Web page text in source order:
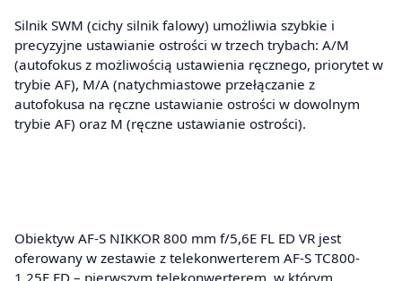
Silnik SWM (cichy silnik falowy) umożliwia szybkie i
precyzyjne ustawianie ostrości w trzech trybach: A/M
(autofokus z możliwością ustawienia ręcznego, priorytet w
trybie AF), M/A (natychmiastowe przełączanie z
autofokusa na ręczne ustawianie ostrości w dowolnym
trybie AF) oraz M (ręczne ustawianie ostrości).
Obiektyw AF-S NIKKOR 800 mm f/5,6E FL ED VR jest
oferowany w zestawie z telekonwerterem AF-S TC800-
1,25E ED – pierwszym telekonwerterem, w którym